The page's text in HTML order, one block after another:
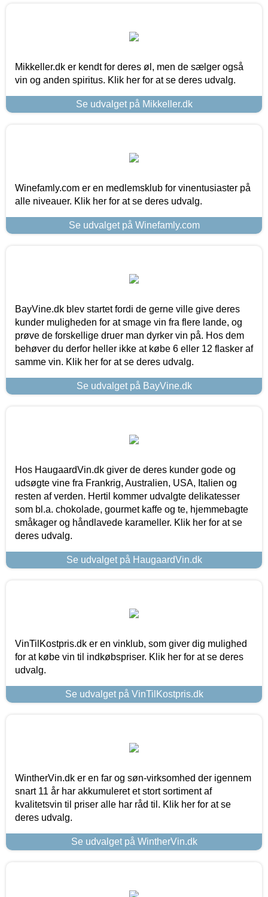
Mikkeller.dk er kendt for deres øl, men de sælger også
vin og anden spiritus. Klik her for at se deres udvalg.
Se udvalget på Mikkeller.dk
Winefamly.com er en medlemsklub for vinentusiaster på
alle niveauer. Klik her for at se deres udvalg.
Se udvalget på Winefamly.com
BayVine.dk blev startet fordi de gerne ville give deres
kunder muligheden for at smage vin fra flere lande, og
prøve de forskellige druer man dyrker vin på. Hos dem
behøver du derfor heller ikke at købe 6 eller 12 flasker af
samme vin. Klik her for at se deres udvalg.
Se udvalget på BayVine.dk
Hos HaugaardVin.dk giver de deres kunder gode og
udsøgte vine fra Frankrig, Australien, USA, Italien og
resten af verden. Hertil kommer udvalgte delikatesser
som bl.a. chokolade, gourmet kaffe og te, hjemmebagte
småkager og håndlavede karameller. Klik her for at se
deres udvalg.
Se udvalget på HaugaardVin.dk
VinTilKostpris.dk er en vinklub, som giver dig mulighed
for at købe vin til indkøbspriser. Klik her for at se deres
udvalg.
Se udvalget på VinTilKostpris.dk
WintherVin.dk er en far og søn-virksomhed der igennem
snart 11 år har akkumuleret et stort sortiment af
kvalitetsvin til priser alle har råd til. Klik her for at se
deres udvalg.
Se udvalget på WintherVin.dk